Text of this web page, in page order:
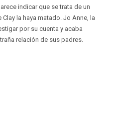
indicar que se trata de un
la haya matado. Jo Anne, la
por su cuenta y acaba
relación de sus padres.